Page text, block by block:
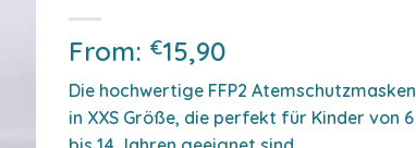
From: €15,90
Die hochwertige FFP2 Atemschutzmasken
in XXS Größe, die perfekt für Kinder von 6